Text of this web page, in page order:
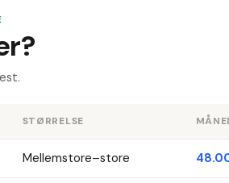
STØRRELSE
Mellemstore–store